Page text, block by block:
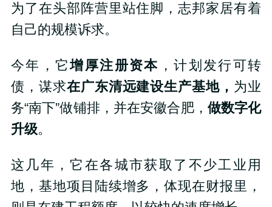
为了在头部阵营里站住脚，志邦家居有着
自己的规模诉求。
今年，它增厚注册资本 ，计划发行可转
债，谋求在广东清远建设生产基地， 为业
务“南下”做铺排，并在安徽合肥， 做数字化
升级。
这几年，它在各城市获取了不少工业用
地，基地项目陆续增多，体现在财报里，